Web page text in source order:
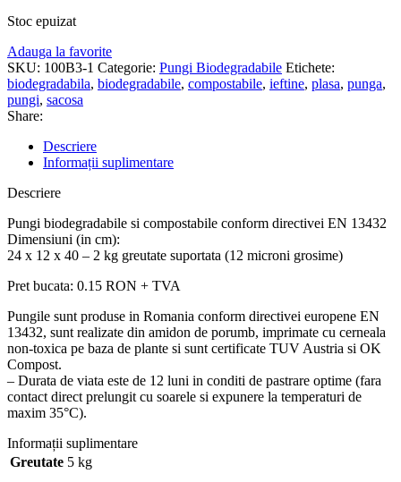
Stoc epuizat
Adauga la favorite
SKU: 100B3-1 Categorie: Pungi Biodegradabile Etichete:
biodegradabila, biodegradabile, compostabile, ieftine, plasa, punga,
pungi, sacosa
Share:
Descriere
Informații suplimentare
Descriere
Pungi biodegradabile si compostabile conform directivei EN 13432
Dimensiuni (in cm):
24 x 12 x 40 – 2 kg greutate suportata (12 microni grosime)
Pret bucata: 0.15 RON + TVA
Pungile sunt produse in Romania conform directivei europene EN
13432, sunt realizate din amidon de porumb, imprimate cu cerneala
non-toxica pe baza de plante si sunt certificate TUV Austria si OK
Compost.
– Durata de viata este de 12 luni in conditi de pastrare optime (fara
contact direct prelungit cu soarele si expunere la temperaturi de
maxim 35°C).
Informații suplimentare
Greutate 5 kg